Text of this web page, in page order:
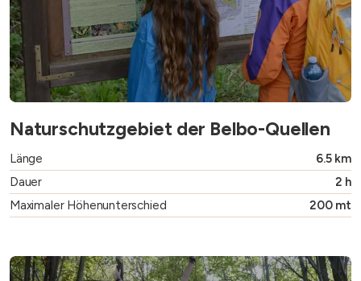
Naturschutzgebiet der Belbo-Quellen
Länge
6.5 km
Dauer
2 h
Maximaler Höhenunterschied
200 mt